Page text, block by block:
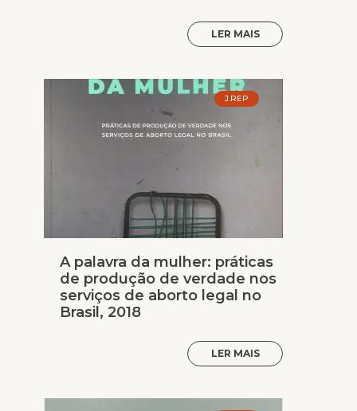
LER MAIS
J.REP
A palavra da mulher: práticas
de produção de verdade nos
serviços de aborto legal no
Brasil, 2018
LER MAIS